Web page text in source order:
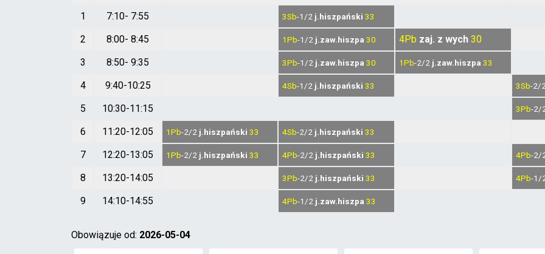
1
7:10- 7:55 3Sb-1/2 j.hiszpański 33
2 8:00- 8:45 1Pb-1/2 j.zaw.hiszpa 30 4Pb zaj. z wych 30
3
8:50- 9:35 3Pb-1/2 j.zaw.hiszpa 30 1Pb-2/2 j.zaw.hiszpa 33
4 9:40-10:25 4Sb-1/2 j.hiszpański 33 3Sb-2/
5 10:30-11:15 3Pb-2/
6 11:20-12:05 1Pb-2/2 j.hiszpański 33 4Sb-2/2 j.hiszpański 33
7 12:20-13:05 1Pb-2/2 j.hiszpański 33 4Pb-2/2 j.hiszpański 33 4Pb-2/
8 13:20-14:05 3Pb-2/2 j.hiszpański 33 4Pb-1/
9 14:10-14:55 4Pb-1/2 j.zaw.hiszpa 33
Obowiązuje od: 2026-05-04